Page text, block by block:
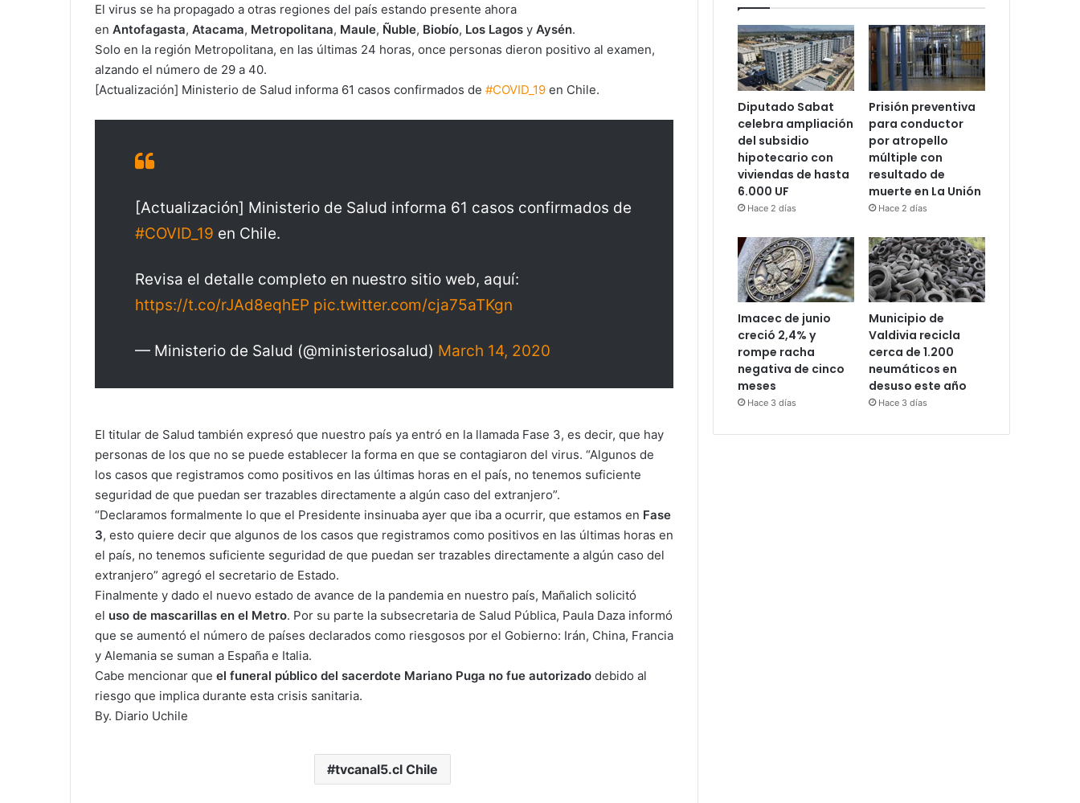
El virus se ha propagado a otras regiones del país estando presente ahora
en Antofagasta, Atacama, Metropolitana, Maule, Ñuble, Biobío, Los Lagos y Aysén.
Solo en la región Metropolitana, en las últimas 24 horas, once personas dieron positivo al examen,
alzando el número de 29 a 40.
[Actualización] Ministerio de Salud informa 61 casos confirmados de #COVID_19 en Chile.
[Actualización] Ministerio de Salud informa 61 casos confirmados de
#COVID_19 en Chile.
Revisa el detalle completo en nuestro sitio web, aquí:
https://t.co/rJAd8eqhEP pic.twitter.com/cja75aTKgn
— Ministerio de Salud (@ministeriosalud) March 14, 2020
El titular de Salud también expresó que nuestro país ya entró en la llamada Fase 3, es decir, que hay
personas de los que no se puede establecer la forma en que se contagiaron del virus. “Algunos de
los casos que registramos como positivos en las últimas horas en el país, no tenemos suficiente
seguridad de que puedan ser trazables directamente a algún caso del extranjero”.
“Declaramos formalmente lo que el Presidente insinuaba ayer que iba a ocurrir, que estamos en Fase
3, esto quiere decir que algunos de los casos que registramos como positivos en las últimas horas en
el país, no tenemos suficiente seguridad de que puedan ser trazables directamente a algún caso del
extranjero” agregó el secretario de Estado.
Finalmente y dado el nuevo estado de avance de la pandemia en nuestro país, Mañalich solicitó
el uso de mascarillas en el Metro. Por su parte la subsecretaria de Salud Pública, Paula Daza informó
que se aumentó el número de países declarados como riesgosos por el Gobierno: Irán, China, Francia
y Alemania se suman a España e Italia.
Cabe mencionar que el funeral público del sacerdote Mariano Puga no fue autorizado debido al
riesgo que implica durante esta crisis sanitaria.
By. Diario Uchile
tvcanal5.cl Chile
Diputado Sabat
celebra ampliación
del subsidio
hipotecario con
viviendas de hasta
6.000 UF
Hace 2 días
Prisión preventiva
para conductor
por atropello
múltiple con
resultado de
muerte en La Unión
Hace 2 días
Imacec de junio
creció 2,4% y
rompe racha
negativa de cinco
meses
Hace 3 días
Municipio de
Valdivia recicla
cerca de 1.200
neumáticos en
desuso este año
Hace 3 días